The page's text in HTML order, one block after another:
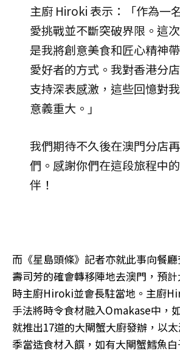
主廚 Hiroki 表示：「作為一
愛挑戰並不斷突破界限。這
是我將創意美食和匠心精神
愛好者的方式。我對香港分
支持深表感激，這些回憶對
意義重大。」
我們期待不久後在澳門分店
們。感謝你們在這段旅程中
伴！
而《星島頭條》記者亦就此事向餐
壽司芳的確會轉移陣地去澳門，預
時主廚Hiroki並會長駐當地。主廚
手法將時令食材融入Omakase中，
就推出17道的大閘蟹大廚發辦，以
季當造食材入饌，如有大閘蟹鱈魚